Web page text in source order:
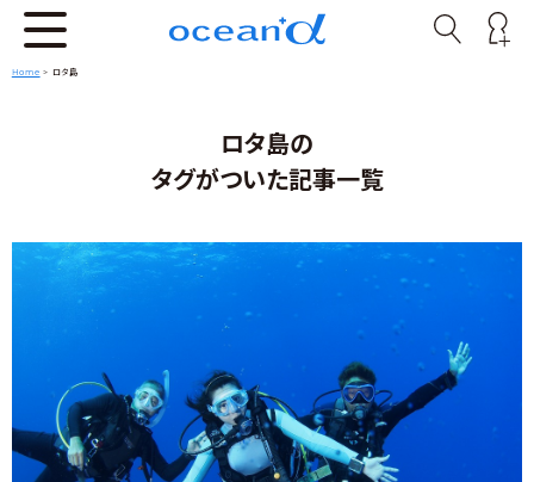
Home > ロタ島
ロタ島の
タグがついた記事一覧